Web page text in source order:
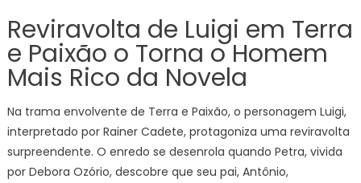
Reviravolta de Luigi em Terra
e Paixão o Torna o Homem
Mais Rico da Novela
Na trama envolvente de Terra e Paixão, o personagem Luigi,
interpretado por Rainer Cadete, protagoniza uma reviravolta
surpreendente. O enredo se desenrola quando Petra, vivida
por Debora Ozório, descobre que seu pai, Antônio,